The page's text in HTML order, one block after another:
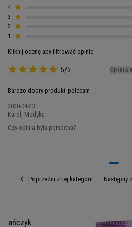
że to, co robisz, ma sens.
mięśniach!
Opakowanie: 700g
4
3
2
1
Kliknij ocenę aby filtrować opinie
5/5 Opinia
Bardzo dobry produkt polecam
2020-04-23
Karol, Medyka
Czy opinia była pomocna?
Poprzedni z tej kategorii Następny